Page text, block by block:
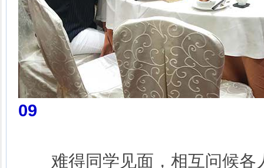
09
难得同学见面，相互问候各